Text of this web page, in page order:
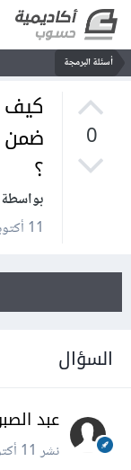
أسئلة البرمجة
0
؟
بواسطة
11 أكتوبر 2015
السؤال
عبد
نشر11 أكتوبر 2015